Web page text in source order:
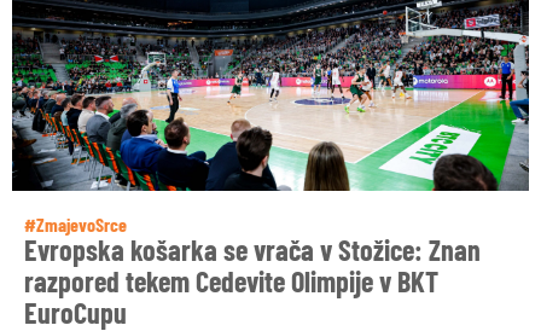
#ZmajevoSrce
Evropska košarka se vrača v Stožice: Znan
razpored tekem Cedevite Olimpije v BKT
EuroCupu